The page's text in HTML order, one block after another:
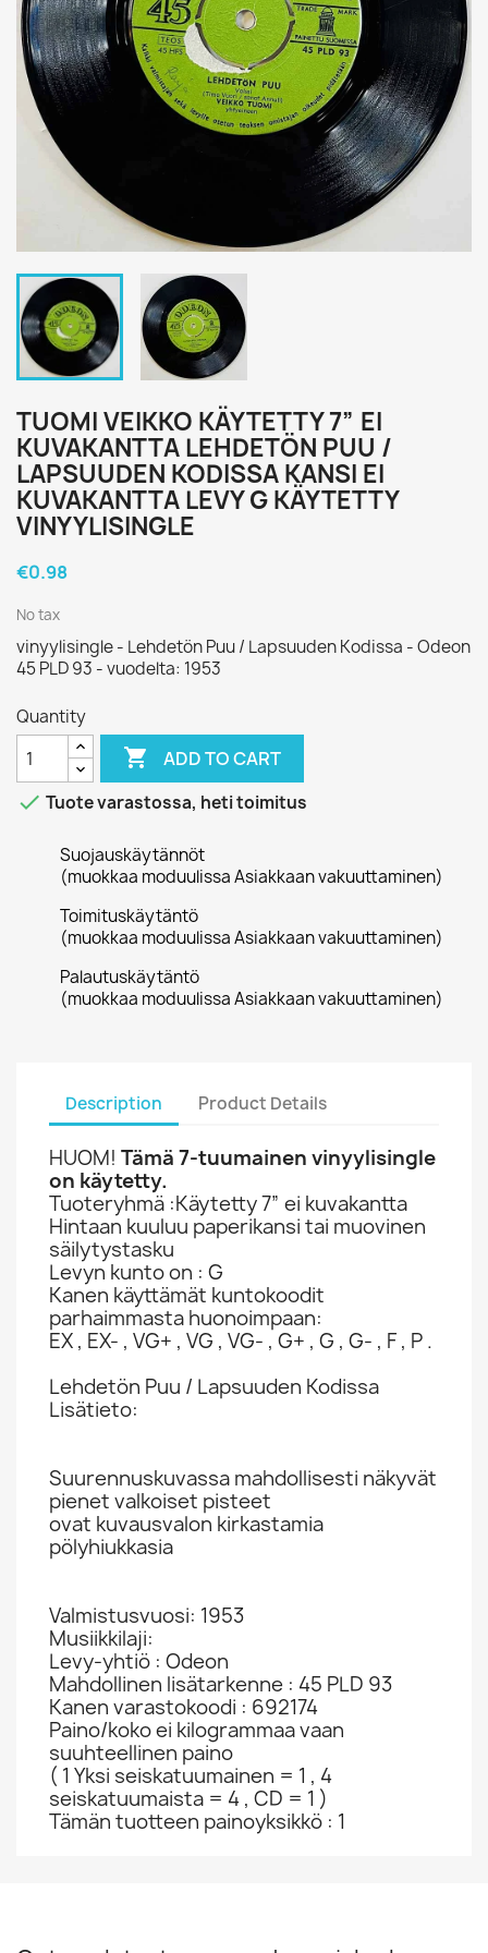
TUOMI VEIKKO KÄYTETTY 7” EI
KUVAKANTTA LEHDETÖN PUU /
LAPSUUDEN KODISSA KANSI EI
KUVAKANTTA LEVY G KÄYTETTY
VINYYLISINGLE
€0.98
No tax
vinyylisingle - Lehdetön Puu / Lapsuuden Kodissa - Odeon
45 PLD 93 - vuodelta: 1953
Quantity
 ADD TO CART
 Tuote varastossa, heti toimitus
Suojauskäytännöt
(muokkaa moduulissa Asiakkaan vakuuttaminen)
Toimituskäytäntö
(muokkaa moduulissa Asiakkaan vakuuttaminen)
Palautuskäytäntö
(muokkaa moduulissa Asiakkaan vakuuttaminen)
Description Product Details
HUOM! Tämä 7-tuumainen vinyylisingle
on käytetty.
Tuoteryhmä :Käytetty 7” ei kuvakantta
Hintaan kuuluu paperikansi tai muovinen
säilytystasku
Levyn kunto on : G
Kanen käyttämät kuntokoodit
parhaimmasta huonoimpaan:
EX , EX- , VG+ , VG , VG- , G+ , G , G- , F , P .
Lehdetön Puu / Lapsuuden Kodissa
Lisätieto:
Suurennuskuvassa mahdollisesti näkyvät
pienet valkoiset pisteet
ovat kuvausvalon kirkastamia
pölyhiukkasia
Valmistusvuosi: 1953
Musiikkilaji:
Levy-yhtiö : Odeon
Mahdollinen lisätarkenne : 45 PLD 93
Kanen varastokoodi : 692174
Paino/koko ei kilogrammaa vaan
suuhteellinen paino
( 1 Yksi seiskatuumainen = 1 , 4
seiskatuumaista = 4 , CD = 1 )
Tämän tuotteen painoyksikkö : 1